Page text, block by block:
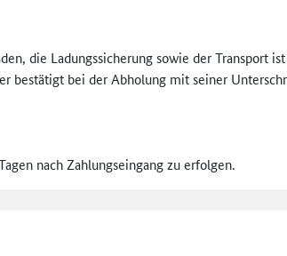
die Ladungssicherung sowie der Transport
bestätigt bei der Abholung mit seiner
nach Zahlungseingang zu erfolgen.